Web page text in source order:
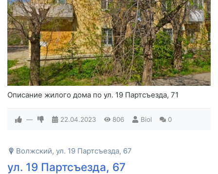
Описание жилого дома по ул. 19 Партсъезда, 71
— 22.04.2023 806 Biol 0
Волжский, ул. 19 Партсъезда, 67
ул. 19 Партсъезда, 67